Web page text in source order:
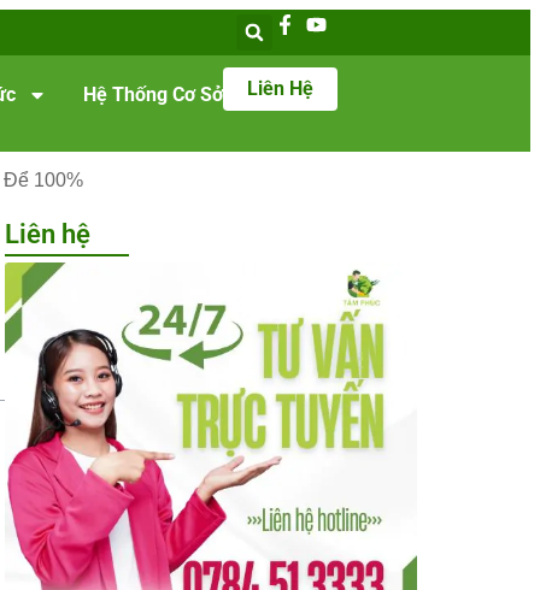
Hệ Thống Cơ Sở Liên Hệ
Để 100%
Liên hệ